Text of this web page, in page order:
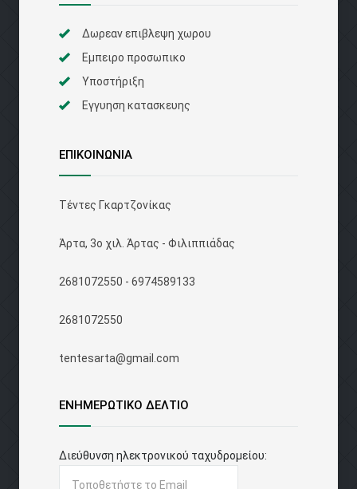
Δωρεαν επιβλεψη χωρου
Εμπειρο προσωπικο
Υποστήριξη
Εγγυηση κατασκευης
ΕΠΙΚΟΙΝΩΝΙΑ
Τέντες Γκαρτζονίκας
Άρτα, 3ο χιλ. Άρτας - Φιλιππιάδας
2681072550 - 6974589133
2681072550
tentesarta@gmail.com
ΕΝΗΜΕΡΩΤΙΚΟ ΔΕΛΤΙΟ
Διεύθυνση ηλεκτρονικού ταχυδρομείου: